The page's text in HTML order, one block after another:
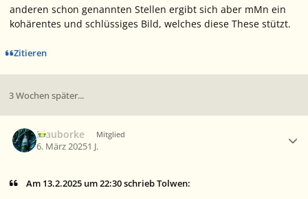
anderen schon genannten Stellen ergibt sich aber mMn ein
kohärentes und schlüssiges Bild, welches diese These stützt.
Zitieren
3 Wochen später...
Blauborke Mitglied
6. März 20251 J.
Am 13.2.2025 um 22:30 schrieb Tolwen: